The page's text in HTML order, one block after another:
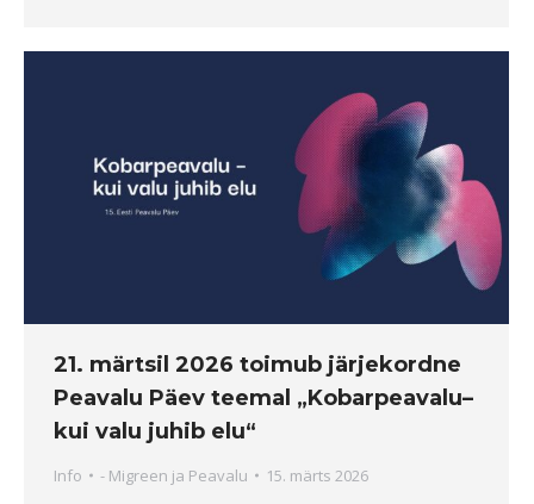
21. märtsil 2026 toimub järjekordne
Peavalu Päev teemal „Kobarpeavalu–
kui valu juhib elu“
Info - Migreen ja Peavalu 15. märts 2026